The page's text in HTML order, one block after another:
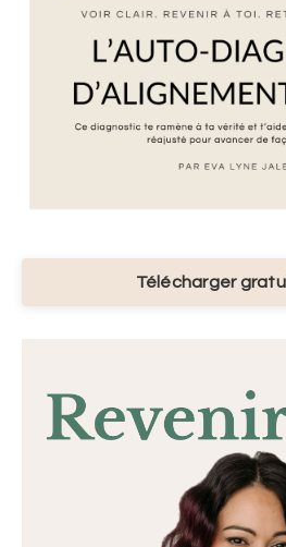
Télécharger